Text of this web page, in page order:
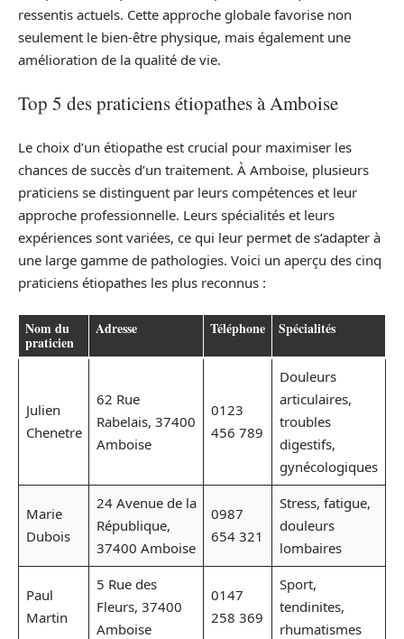
ressentis actuels. Cette approche globale favorise non
seulement le bien-être physique, mais également une
amélioration de la qualité de vie.
Top 5 des praticiens étiopathes à Amboise
Le choix d’un étiopathe est crucial pour maximiser les
chances de succès d’un traitement. À Amboise, plusieurs
praticiens se distinguent par leurs compétences et leur
approche professionnelle. Leurs spécialités et leurs
expériences sont variées, ce qui leur permet de s’adapter à
une large gamme de pathologies. Voici un aperçu des cinq
praticiens étiopathes les plus reconnus :
Nom du
praticien
Adresse Téléphone Spécialités
Julien
Chenetre
62 Rue
Rabelais, 37400
Amboise
0123
456 789
Douleurs
articulaires,
troubles
digestifs,
gynécologiques
Marie
Dubois
24 Avenue de la
République,
37400 Amboise
0987
654 321
Stress, fatigue,
douleurs
lombaires
Paul
Martin
5 Rue des
Fleurs, 37400
Amboise
0147
258 369
Sport,
tendinites,
rhumatismes